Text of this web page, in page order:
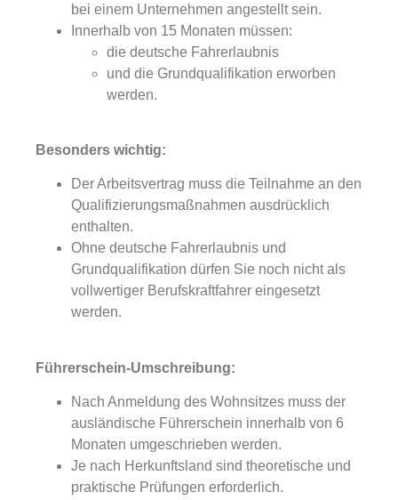
bei einem Unternehmen angestellt sein.
Innerhalb von 15 Monaten müssen:
die deutsche Fahrerlaubnis
und die Grundqualifikation erworben
werden.
Besonders wichtig:
Der Arbeitsvertrag muss die Teilnahme an den
Qualifizierungsmaßnahmen ausdrücklich
enthalten.
Ohne deutsche Fahrerlaubnis und
Grundqualifikation dürfen Sie noch nicht als
vollwertiger Berufskraftfahrer eingesetzt
werden.
Führerschein-Umschreibung:
Nach Anmeldung des Wohnsitzes muss der
ausländische Führerschein innerhalb von 6
Monaten umgeschrieben werden.
Je nach Herkunftsland sind theoretische und
praktische Prüfungen erforderlich.